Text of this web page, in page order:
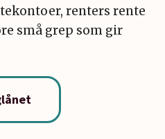
renters rente
små grep som gir